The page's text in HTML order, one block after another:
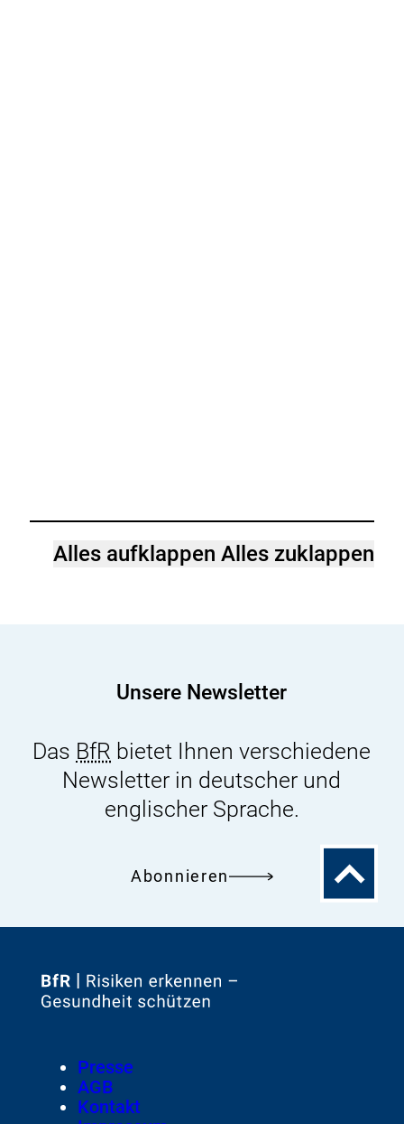
Alles aufklappenAlles zuklappen
Unsere Newsletter
Das BfR bietet Ihnen verschiedene
Newsletter in deutscher und
englischer Sprache.
Abonnieren
Zum
Zur
Footer
Meta-
Navigation
Presse
AGB
Kontakt